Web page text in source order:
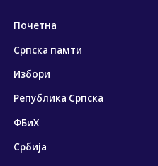
Почетна
Српска памти
Избори
Република Српска
ФБиХ
Србија